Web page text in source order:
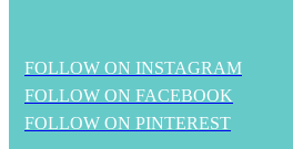
FOLLOW ON INSTAGRAM
FOLLOW ON FACEBOOK
FOLLOW ON PINTEREST